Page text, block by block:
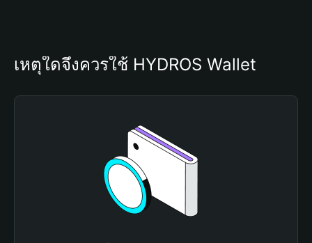
เหตุใดจึงควรใช้ HYDROS Wallet